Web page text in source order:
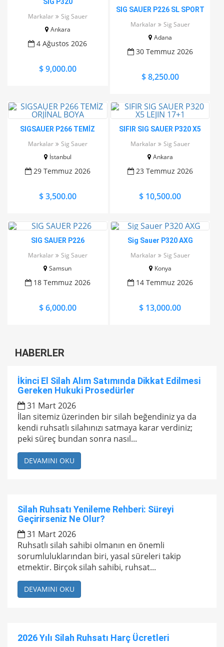
Markalar
Sig Sauer
Ankara
4 Ağustos 2026
$ 9,000.00
SIG SAUER P226 SL SPORT
Markalar
Sig Sauer
Adana
30 Temmuz 2026
$ 8,250.00
SIGSAUER P266 TEMİZ
Markalar
Sig Sauer
İstanbul
29 Temmuz 2026
$ 3,500.00
SIFIR SIG SAUER P320 X5
Markalar
Sig Sauer
Ankara
23 Temmuz 2026
$ 10,500.00
SIG SAUER P226
Markalar
Sig Sauer
Samsun
18 Temmuz 2026
$ 6,000.00
Sig Sauer P320 AXG
Markalar
Sig Sauer
Konya
14 Temmuz 2026
$ 13,000.00
HABERLER
İkinci El Silah Alım Satımında Dikkat Edilmesi
Gereken Hukuki Prosedürler
31 Mart 2026
İlan sitemiz üzerinden bir silah beğendiniz ya da
kendi ruhsatlı silahınızı satmaya karar verdiniz;
peki süreç bundan sonra nasıl...
DEVAMINI OKU
Silah Ruhsatı Yenileme Rehberi: Süreyi
Geçirirseniz Ne Olur?
31 Mart 2026
Ruhsatlı silah sahibi olmanın en önemli
sorumluluklarından biri, yasal süreleri takip
etmektir. Birçok silah sahibi, ruhsat...
DEVAMINI OKU
2026 Yılı Silah Ruhsatı Harç Ücretleri